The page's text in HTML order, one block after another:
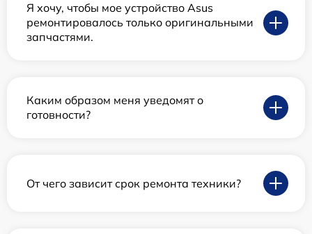
Я хочу, чтобы мое устройство Asus
ремонтировалось только оригинальными
запчастями.
Каким образом меня уведомят о
готовности?
От чего зависит срок ремонта техники?